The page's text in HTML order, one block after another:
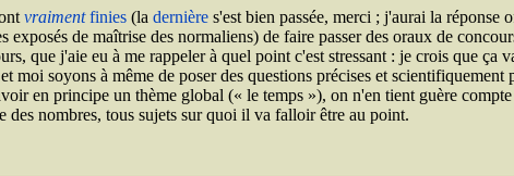
vraimentfinies (la dernière s'est bien passée, merci ; j'aurai la
de maîtrise des normaliens) de faire passer des oraux de
que j'aie eu à me rappeler à quel point c'est stressant : je crois que
moi soyons à même de poser des questions précises et
en principe un thème global (
le temps
), on n'en tient guère
des nombres, tous sujets sur quoi il va falloir être au point.